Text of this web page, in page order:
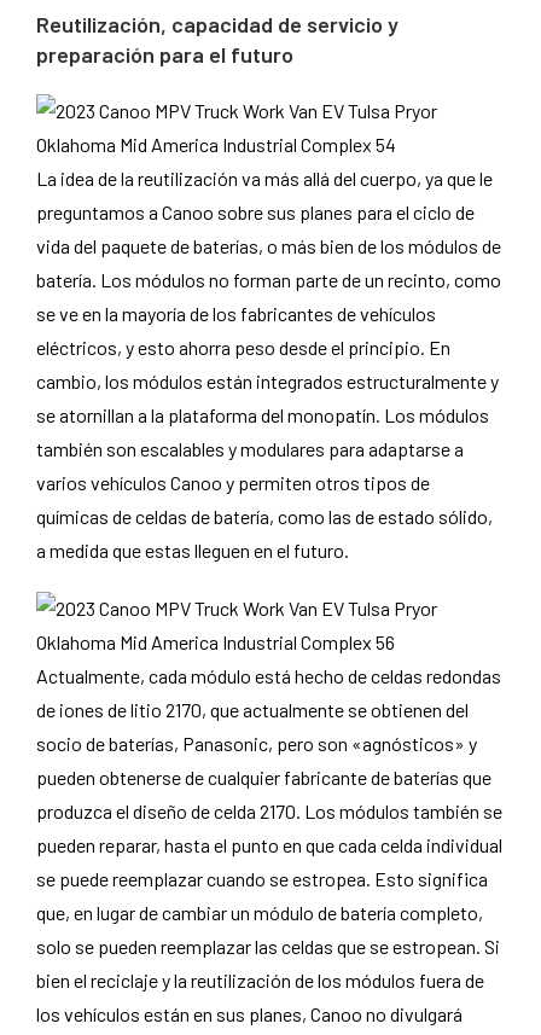
Reutilización, capacidad de servicio y
preparación para el futuro
La idea de la reutilización va más allá del cuerpo, ya que le
preguntamos a Canoo sobre sus planes para el ciclo de
vida del paquete de baterías, o más bien de los módulos de
batería. Los módulos no forman parte de un recinto, como
se ve en la mayoría de los fabricantes de vehículos
eléctricos, y esto ahorra peso desde el principio. En
cambio, los módulos están integrados estructuralmente y
se atornillan a la plataforma del monopatín. Los módulos
también son escalables y modulares para adaptarse a
varios vehículos Canoo y permiten otros tipos de
químicas de celdas de batería, como las de estado sólido,
a medida que estas lleguen en el futuro.
Actualmente, cada módulo está hecho de celdas redondas
de iones de litio 2170, que actualmente se obtienen del
socio de baterías, Panasonic, pero son «agnósticos» y
pueden obtenerse de cualquier fabricante de baterías que
produzca el diseño de celda 2170. Los módulos también se
pueden reparar, hasta el punto en que cada celda individual
se puede reemplazar cuando se estropea. Esto significa
que, en lugar de cambiar un módulo de batería completo,
solo se pueden reemplazar las celdas que se estropean. Si
bien el reciclaje y la reutilización de los módulos fuera de
los vehículos están en sus planes, Canoo no divulgará